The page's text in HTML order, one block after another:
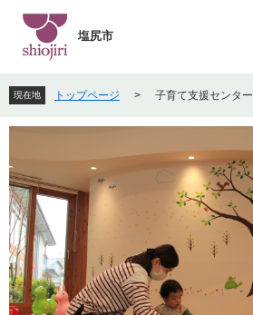
先
頭
で
を
飛
ば
本
文
へ
塩尻市
現在地 トップページ > 子育て支援センター